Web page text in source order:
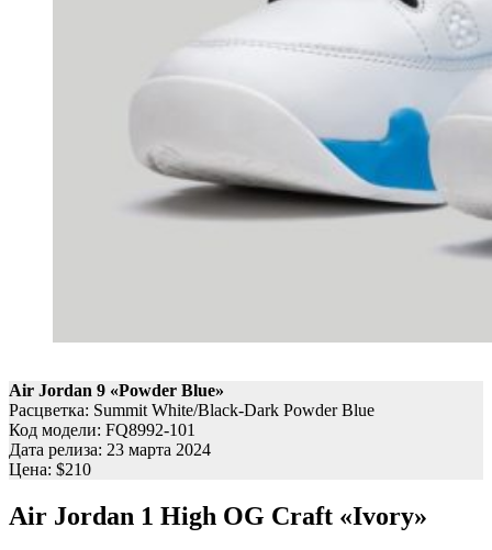
Air Jordan 9 «Powder Blue»
Расцветка: Summit White/Black-Dark Powder Blue
Код модели: FQ8992-101
Дата релиза: 23 марта 2024
Цена: $210
Air Jordan 1 High OG Craft «Ivory»